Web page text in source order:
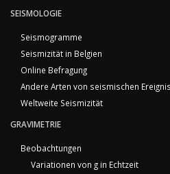
SEISMOLOGIE
Seismogramme
Seismizität in Belgien
Online Befragung
Andere Arten von seismischen
Weltweite Seismizität
GRAVIMETRIE
Beobachtungen
Variationen von g in Echtzeit